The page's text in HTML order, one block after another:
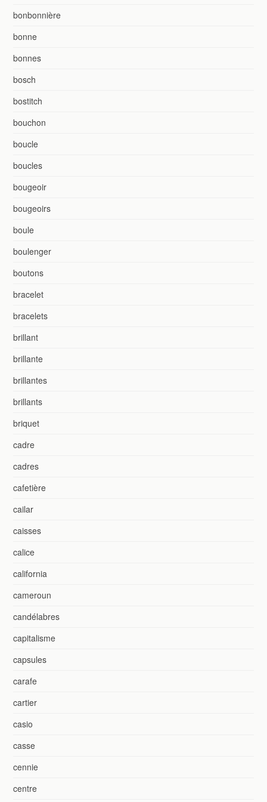
bonbonnière
bonne
bonnes
bosch
bostitch
bouchon
boucle
boucles
bougeoir
bougeoirs
boule
boulenger
boutons
bracelet
bracelets
brillant
brillante
brillantes
brillants
briquet
cadre
cadres
cafetière
cailar
caisses
calice
california
cameroun
candélabres
capitalisme
capsules
carafe
cartier
casio
casse
cennie
centre